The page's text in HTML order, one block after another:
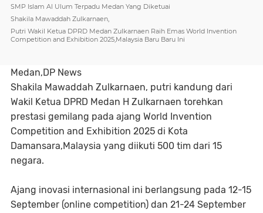
SMP Islam Al Ulum Terpadu Medan Yang Diketuai
Shakila Mawaddah Zulkarnaen,
Putri Wakil Ketua DPRD Medan Zulkarnaen Raih Emas World Invention
Competition and Exhibition 2025,Malaysia Baru Baru Ini
Medan,DP News
Shakila Mawaddah Zulkarnaen, putri kandung dari
Wakil Ketua DPRD Medan H Zulkarnaen torehkan
prestasi gemilang pada ajang World Invention
Competition and Exhibition 2025 di Kota
Damansara,Malaysia yang diikuti 500 tim dari 15
negara.
Ajang inovasi internasional ini berlangsung pada 12-15
September (online competition) dan 21-24 September